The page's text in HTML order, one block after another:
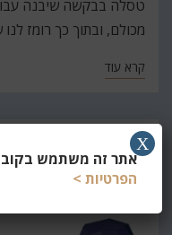
טסלה בבקשה שיבנה
מכולם, ובתוך כך רומז
קרא עוד
חפש
את
אתר זה משתמש
הפרטיות >
X